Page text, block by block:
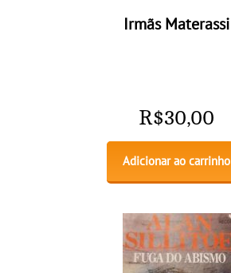
Irmãs Materassi
R$30,00
Adicionar ao carrinho